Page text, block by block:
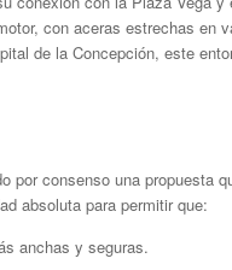
con aceras estrechas en
de la Concepción, este
por consenso una propuesta
absoluta para permitir que:
anchas y seguras.